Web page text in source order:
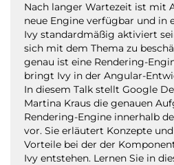
Nach langer Wartezeit ist mit
neue Engine verfügbar und in
Ivy standardmäßig aktiviert
sich mit dem Thema zu
genau ist eine Rendering-
bringt Ivy in der Angular-
In diesem Talk stellt Google
Martina Kraus die genauen
Rendering-Engine innerhalb
vor. Sie erläutert Konzepte
Vorteile bei der der
Ivy entstehen. Lernen Sie in